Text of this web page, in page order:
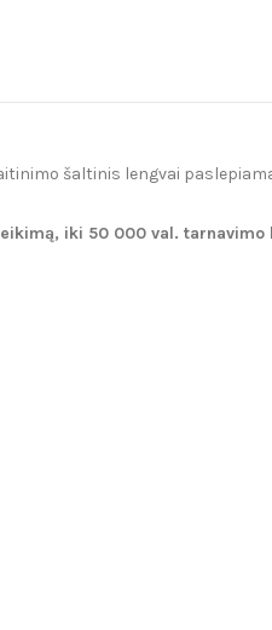
šaltinis lengvai
iki 50 000 val. tarnavimo